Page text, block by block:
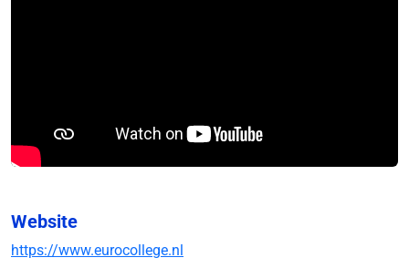
Website
https://www.eurocollege.nl